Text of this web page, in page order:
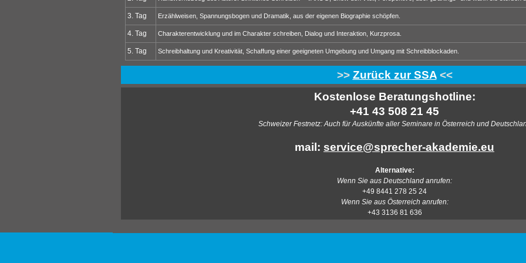
3. Tag Erzählweisen, Spannungsbogen und Dramatik, aus der eigenen Biographie schöpfen.
4. Tag Charakterentwicklung und im Charakter schreiben, Dialog und Interaktion, Kurzprosa.
5. Tag Schreibhaltung und Kreativität, Schaffung einer geeigneten Umgebung und Umgang mit Schreibblockaden.
>> Zurück zur SSA<<
Kostenlose Beratungshotline:
+41 43 508 21 45
Schweizer Festnetz: Auch für Auskünfte aller Seminare in Österreich und
mail: service@sprecher-akademie.eu
Alternative:
Wenn Sie aus Deutschland anrufen:
+49 8441 278 25 24
Wenn Sie aus Österreich anrufen:
+43 3136 81 636